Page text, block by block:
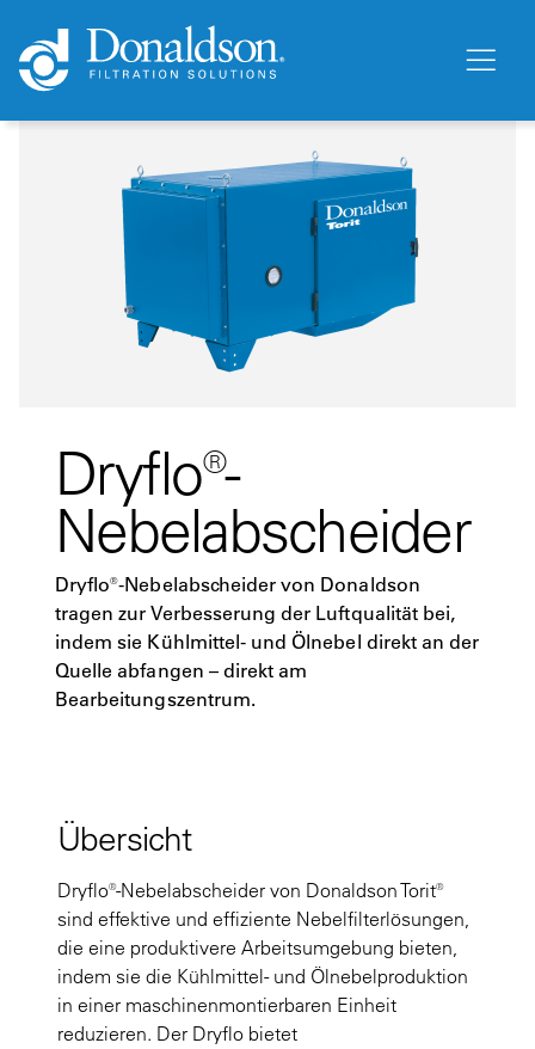
Dryflo®-
Nebelabscheider
Dryflo®-Nebelabscheider von Donaldson
tragen zur Verbesserung der Luftqualität bei,
indem sie Kühlmittel- und Ölnebel direkt an der
Quelle abfangen – direkt am
Bearbeitungszentrum.
Übersicht
Dryflo®-Nebelabscheider von Donaldson Torit®
sind effektive und effiziente Nebelfilterlösungen,
die eine produktivere Arbeitsumgebung bieten,
indem sie die Kühlmittel- und Ölnebelproduktion
in einer maschinenmontierbaren Einheit
reduzieren. Der Dryflo bietet